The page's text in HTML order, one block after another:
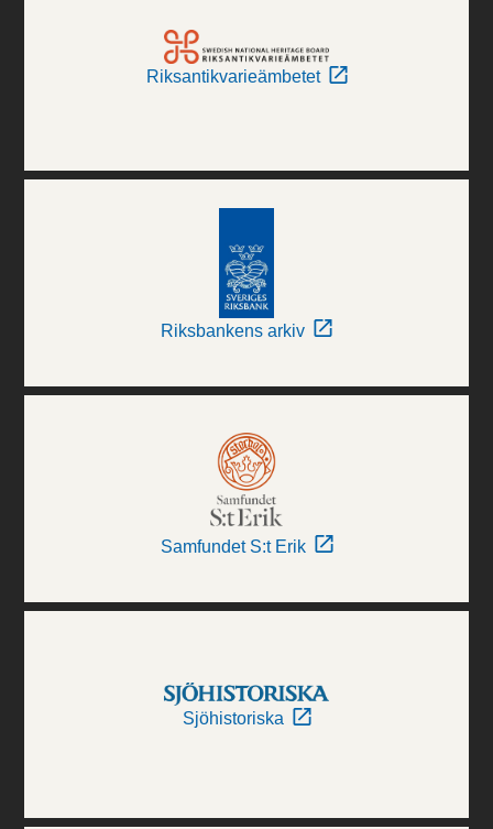
Riksantikvarieämbetet
Riksbankens arkiv
Samfundet S:t Erik
Sjöhistoriska